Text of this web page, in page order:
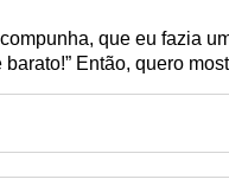
que eu fazia
barato!” Então, quero